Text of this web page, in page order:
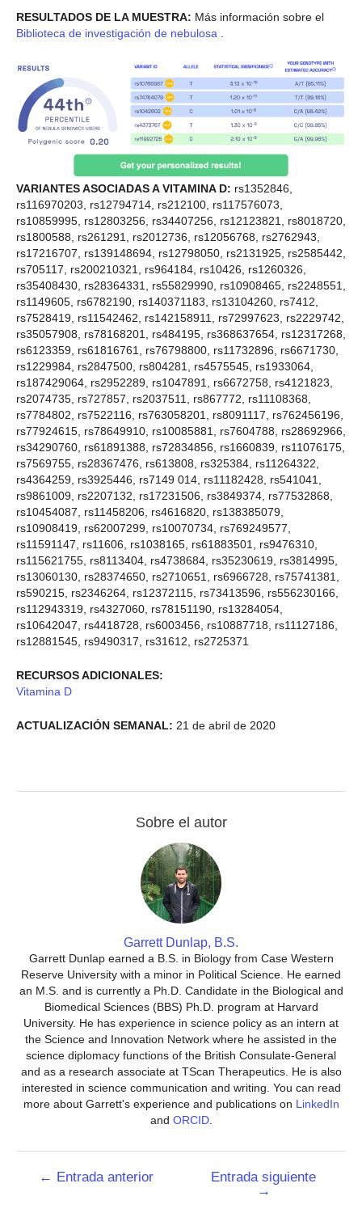
RESULTADOS DE LA MUESTRA: Más información sobre el
Biblioteca de investigación de nebulosa
VARIANTES ASOCIADAS A VITAMINA D: rs1352846,
rs116970203, rs12794714, rs212100, rs117576073,
rs10859995, rs12803256, rs34407256, rs12123821, rs8018720,
rs1800588, rs261291, rs2012736, rs12056768, rs2762943,
rs17216707, rs139148694, rs12798050, rs2131925, rs2585442,
rs705117, rs200210321, rs964184, rs10426, rs1260326,
rs35408430, rs28364331, rs55829990, rs10908465, rs2248551,
rs1149605, rs6782190, rs140371183, rs13104260, rs7412,
rs7528419, rs11542462, rs142158911, rs72997623, rs2229742,
rs35057908, rs78168201, rs484195, rs368637654, rs12317268,
rs6123359, rs61816761, rs76798800, rs11732896, rs6671730,
rs1229984, rs2847500, rs804281, rs4575545, rs1933064,
rs187429064, rs2952289, rs1047891, rs6672758, rs4121823,
rs2074735, rs727857, rs2037511, rs867772, rs11108368,
rs7784802, rs7522116, rs763058201, rs8091117, rs762456196,
rs77924615, rs78649910, rs10085881, rs7604788, rs28692966,
rs34290760, rs61891388, rs72834856, rs1660839, rs11076175,
rs7569755, rs28367476, rs613808, rs325384, rs11264322,
rs4364259, rs3925446, rs7149 014, rs11182428, rs541041,
rs9861009, rs2207132, rs17231506, rs3849374, rs77532868,
rs10454087, rs11458206, rs4616820, rs138385079,
rs10908419, rs62007299, rs10070734, rs769249577,
rs11591147, rs11606, rs1038165, rs61883501, rs9476310,
rs115621755, rs8113404, rs4738684, rs35230619, rs3814995,
rs13060130, rs28374650, rs2710651, rs6966728, rs75741381,
rs590215, rs2346264, rs12372115, rs73413596, rs556230166,
rs112943319, rs4327060, rs78151190, rs13284054,
rs10642047, rs4418728, rs6003456, rs10887718, rs11127186,
rs12881545, rs9490317, rs31612, rs2725371
RECURSOS ADICIONALES:
Vitamina D
ACTUALIZACIÓN SEMANAL: 21 de abril de 2020
Sobre el autor
Garrett Dunlap, B.S.
Garrett Dunlap earned a B.S. in Biology from Case Western
Reserve University with a minor in Political Science. He earned
an M.S. and is currently a Ph.D. Candidate in the Biological and
Biomedical Sciences (BBS) Ph.D. program at Harvard
University. He has experience in science policy as an intern at
the Science and Innovation Network where he assisted in the
science diplomacy functions of the British Consulate-General
and as a research associate at TScan Therapeutics. He is also
interested in science communication and writing. You can read
more about Garrett's experience and publications on LinkedIn
and ORCID.
Navegación
← Entrada anterior
Entrada siguiente
→